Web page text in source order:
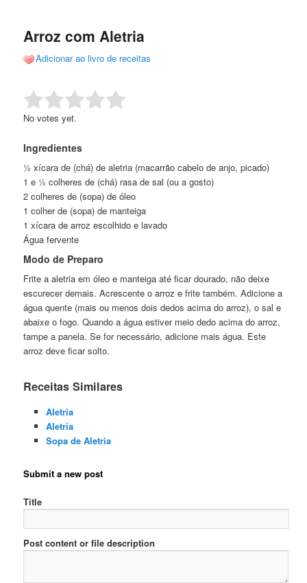
conteúdo
conteúdo
Arroz com Aletria
Adicionar ao livro de receitas
Rate this item: Submit Rating
No votes yet.
Ingredientes
½ xícara de (chá) de aletria (macarrão cabelo de anjo, picado)
1 e ½ colheres de (chá) rasa de sal (ou a gosto)
2 colheres de (sopa) de óleo
1 colher de (sopa) de manteiga
1 xícara de arroz escolhido e lavado
Água fervente
Modo de Preparo
Frite a aletria em óleo e manteiga até ficar dourado, não deixe
escurecer demais. Acrescente o arroz e frite também. Adicione a
água quente (mais ou menos dois dedos acima do arroz), o sal e
abaixe o fogo. Quando a água estiver meio dedo acima do arroz,
tampe a panela. Se for necessário, adicione mais água. Este
arroz deve ficar solto.
Receitas Similares
Aletria
Aletria
Sopa de Aletria
Submit a new post
Title
Post content or file description